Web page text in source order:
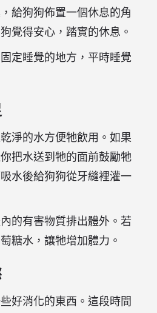
給狗狗佈置一個休息的角
覺得安心，踏實的休息。
定睡覺的地方，平時睡覺
淨的水方便牠飲用。如果
把水送到牠的面前鼓勵牠
水後給狗狗從牙縫裡灌一
的有害物質排出體外。若
糖水，讓牠增加體力。
好消化的東西。這段時間